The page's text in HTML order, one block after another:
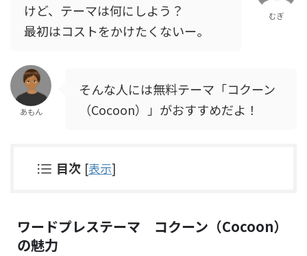
けど、テーマは何にしよう？
最初はコストをかけたくないー。
むぎ
あもん
そんな人には無料テーマ「コクーン
（Cocoon）」がおすすめだよ！
目次 [表示]
ワードプレステーマ コクーン（Cocoon）
の魅力